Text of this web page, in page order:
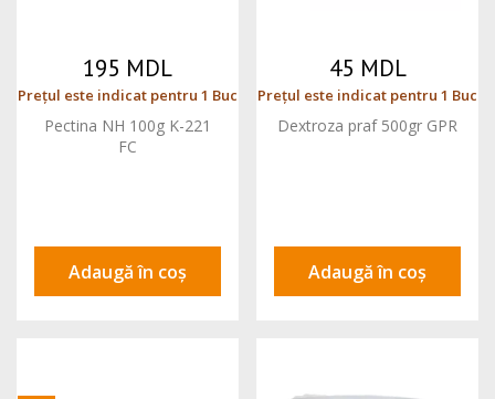
195 MDL
Prețul este indicat pentru 1 Buc
Pectina NH 100g K-221
FC
Adaugă în coș
45 MDL
Prețul este indicat pentru 1 Buc
Dextroza praf 500gr GPR
Adaugă în coș